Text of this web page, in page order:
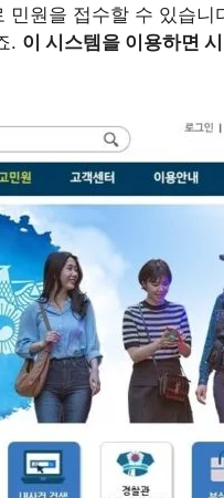
원을 접수할 수 있습니
. 이 시스템을 이용하면